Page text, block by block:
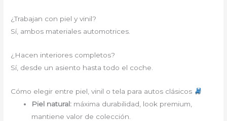
¿Trabajan con piel y vinil?
Sí, ambos materiales automotrices.
¿Hacen interiores completos?
Sí, desde un asiento hasta todo el coche.
Cómo elegir entre piel, vinil o tela para autos clásicos
Piel natural: máxima durabilidad, look premium,
mantiene valor de colección.